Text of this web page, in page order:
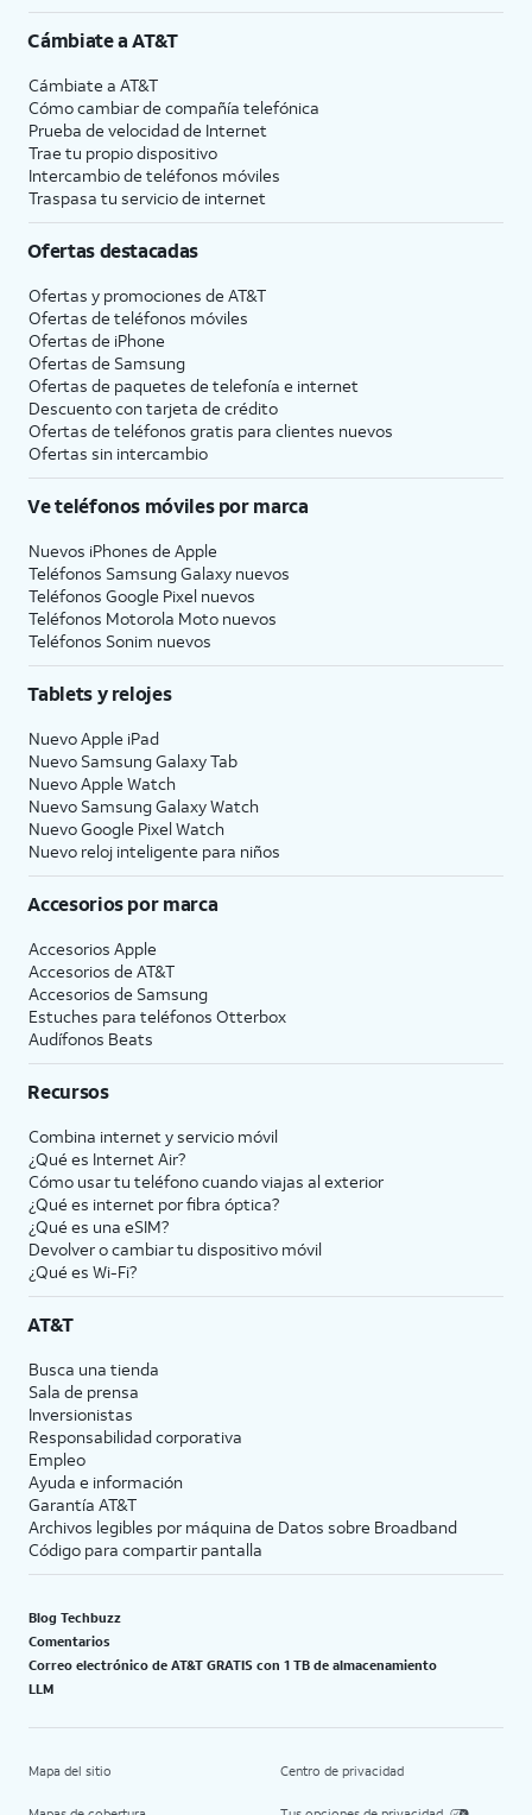
Cámbiate aAT&T
Cámbiate a AT&T
Cómo cambiar de compañía telefónica
Prueba de velocidad de Internet
Trae tu propio dispositivo
Intercambio de teléfonos móviles
Traspasa tu servicio de internet
Ofertas destacadas
Ofertas y promociones de AT&T
Ofertas de teléfonos móviles
Ofertas de iPhone
Ofertas de Samsung
Ofertas de paquetes de telefonía e internet
Descuento con tarjeta de crédito
Ofertas de teléfonos gratis para clientes nuevos
Ofertas sin intercambio
Ve teléfonos móviles por marca
Nuevos iPhones de Apple
Teléfonos Samsung Galaxy nuevos
Teléfonos Google Pixel nuevos
Teléfonos Motorola Moto nuevos
Teléfonos Sonim nuevos
Tablets y relojes
Nuevo Apple iPad
Nuevo Samsung Galaxy Tab
Nuevo Apple Watch
Nuevo Samsung Galaxy Watch
Nuevo Google Pixel Watch
Nuevo reloj inteligente para niños
Accesorios por marca
Accesorios Apple
Accesorios de AT&T
Accesorios de Samsung
Estuches para teléfonos Otterbox
Audífonos Beats
Recursos
Combina internet y servicio móvil
¿Qué es Internet Air?
Cómo usar tu teléfono cuando viajas al exterior
¿Qué es internet por fibra óptica?
¿Qué es una eSIM?
Devolver o cambiar tu dispositivo móvil
¿Qué es Wi-Fi?
AT&T
Busca una tienda
Sala de prensa
Inversionistas
Responsabilidad corporativa
Empleo
Ayuda e información
Garantía AT&T
Archivos legibles por máquina de Datos sobre Broadband
Código para compartir pantalla
Blog Techbuzz
Comentarios
Correo electrónico de AT&T GRATIS con 1 TB de almacenamiento
LLM
Mapa del sitio Centro de privacidad